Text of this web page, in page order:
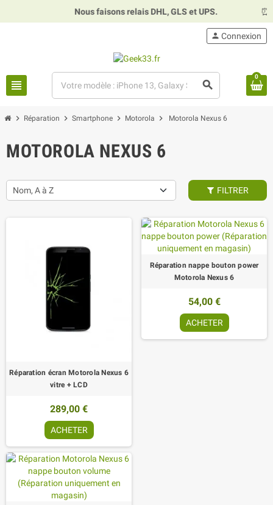
Nous faisons relais DHL, GLS et UPS. ⏰
view_headline search
person Connexion
0
chevron_right Réparation chevron_right Smartphone chevron_right Motorola chevron_right Motorola Nexus 6
MOTOROLA NEXUS 6
Nom, A à Z FILTRER
Réparation écran Motorola Nexus 6
vitre + LCD
289,00 €
ACHETER
Réparation nappe bouton power
Motorola Nexus 6
54,00 €
ACHETER